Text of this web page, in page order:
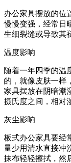
办公家具摆放的位
慢慢变强，经常日
生细裂缝或导致其
温度影响
随着一年四季的温
的，就像皮肤一样
家具摆放在阴暗潮
摄氏度之间，相对
灰尘影响
板式办公家具要经
量少用清水直接冲
抹布轻轻擦拭，然